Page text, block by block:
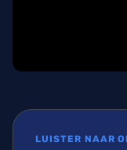
LUISTER NAAR